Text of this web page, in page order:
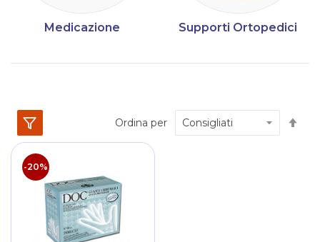
Medicazione Supporti Ortopedici
Ordina per
-20%